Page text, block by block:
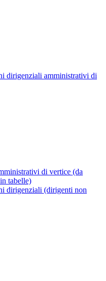
dirigenziali amministrativi di
di vertice (da
tabelle)
dirigenziali (dirigenti non